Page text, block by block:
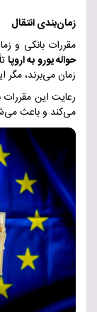
زمان‌بندی انتقال
مقررات بانکی و
حواله یورو به اروپا
زمان می‌برند، مگر
رعایت این
می‌کند و باعث